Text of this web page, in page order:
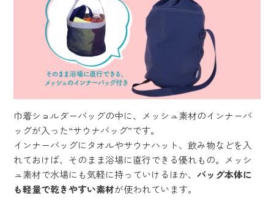
巾着ショルダーバッグの中に、メッシュ素材のインナーバ
ッグが入った“サウナバッグ”です。
インナーバッグにタオルやサウナハット、飲み物などを入
れておけば、そのまま浴場に直行できる優れもの。メッシ
ュ素材で水場にも気軽に持っていけるほか、バッグ本体に
も軽量で乾きやすい素材が使われています。